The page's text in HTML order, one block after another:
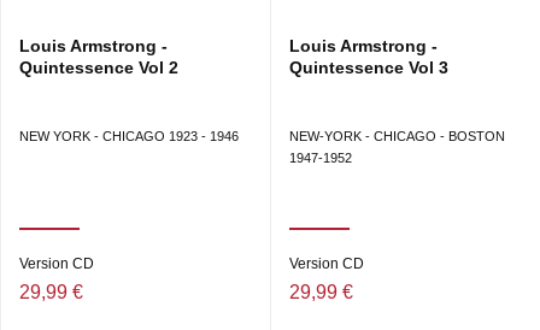
Louis Armstrong -
Quintessence Vol 2
NEW YORK - CHICAGO 1923 - 1946
Version CD
29,99 €
Louis Armstrong -
Quintessence Vol 3
NEW-YORK - CHICAGO - BOSTON
1947-1952
Version CD
29,99 €